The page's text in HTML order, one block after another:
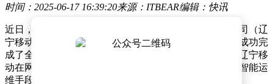
时间：2025-06-17 16:39:20来源：ITBEAR编辑：快讯
近日，华为无线网络官方宣布了一项与中国移动辽宁公司（辽
宁移动）联合创新的重大成果：在沈阳，智能追焦单元成功完
成了全球首个商用组网。这一里程碑式的突破，标志着辽宁移
动在网络智能化运营领域迈出了关键一步，通过创新的智能运
维手段，有效解决了效率瓶颈和用户体验问题。